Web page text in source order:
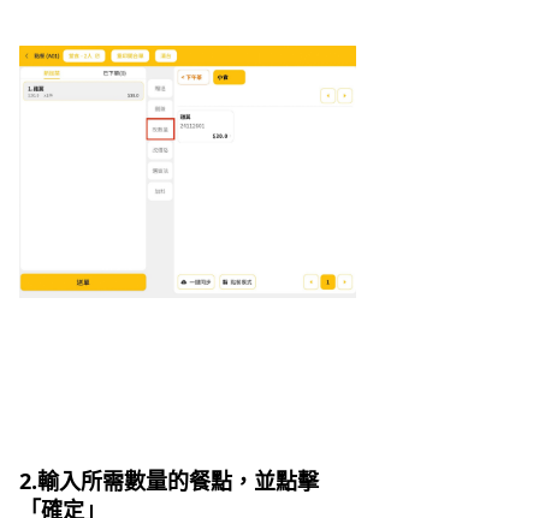
2.輸入所需數量的餐點，並點擊
「確定」